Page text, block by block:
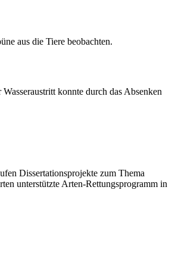
aus die Tiere beobachten.
konnte durch das Absenken
Dissertationsprojekte zum Thema
unterstützte Arten-Rettungsprogramm in